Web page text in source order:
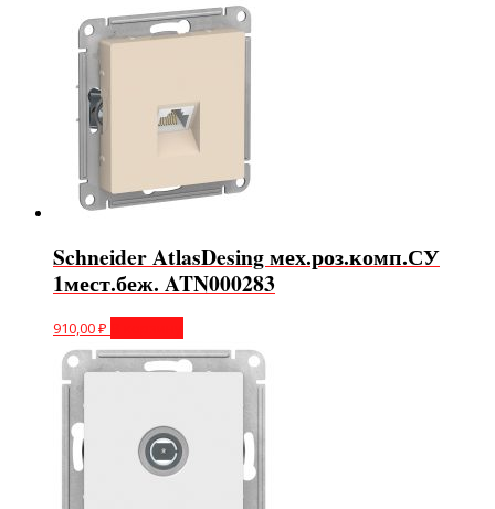
Schneider AtlasDesing мех.роз.комп.СУ
1мест.беж. ATN000283
910,00₽